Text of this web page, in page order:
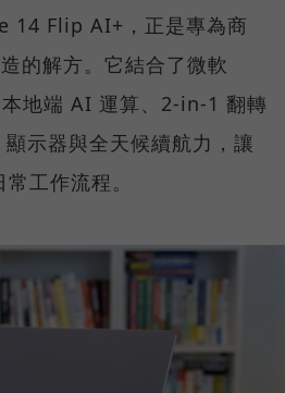
14 Flip AI+，正是專為商
的解方。它結合了微軟
地端 AI 運算、2-in-1 翻轉
示器與全天候續航力，讓
工作流程。